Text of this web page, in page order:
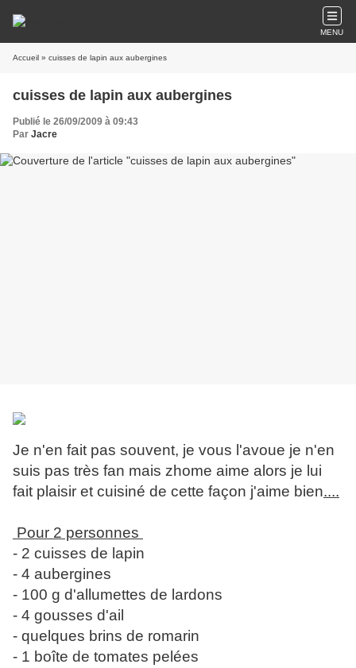
MENU
Accueil » cuisses de lapin aux aubergines
cuisses de lapin aux aubergines
Publié le 26/09/2009 à 09:43
Par Jacre
Je n'en fait pas souvent, je vous l'avoue je n'en
suis pas très fan mais zhome aime alors je lui
fait plaisir et cuisiné de cette façon j'aime bien....
Pour 2 personnes
- 2 cuisses de lapin
- 4 aubergines
- 100 g d'allumettes de lardons
- 4 gousses d'ail
- quelques brins de romarin
- 1 boîte de tomates pelées